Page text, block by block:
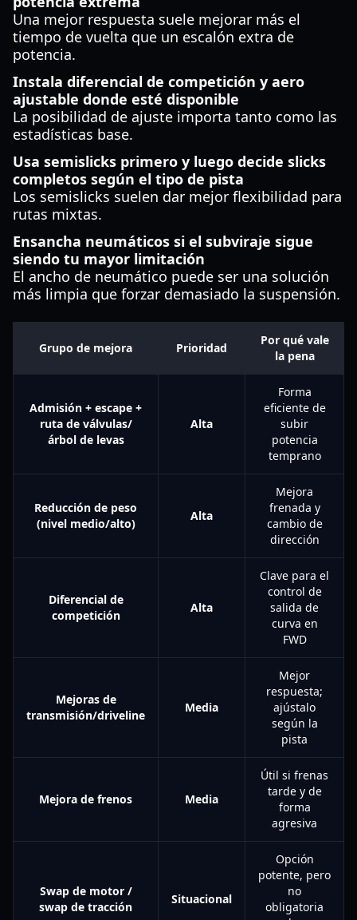
Una mejor respuesta suele mejorar más el
tiempo de vuelta que un escalón extra de
potencia.
Instala diferencial de competición y aero
ajustable donde esté disponible
La posibilidad de ajuste importa tanto como las
estadísticas base.
Usa semislicks primero y luego decide slicks
completos según el tipo de pista
Los semislicks suelen dar mejor flexibilidad para
rutas mixtas.
Ensancha neumáticos si el subviraje sigue
siendo tu mayor limitación
El ancho de neumático puede ser una solución
más limpia que forzar demasiado la suspensión.
Grupo de mejora Prioridad
Por qué vale
la pena
Admisión + escape +
ruta de válvulas/
árbol de levas
Alta
Forma
eficiente de
subir
potencia
temprano
Reducción de peso
(nivel medio/alto)
Alta
Mejora
frenada y
cambio de
dirección
Diferencial de
competición
Alta
Clave para el
control de
salida de
curva en
FWD
Mejoras de
transmisión/driveline
Media
Mejor
respuesta;
ajústalo
según la
pista
Mejora de frenos Media
Útil si frenas
tarde y de
forma
agresiva
Swap de motor /
swap de tracción
Situacional
Opción
potente, pero
no
obligatoria